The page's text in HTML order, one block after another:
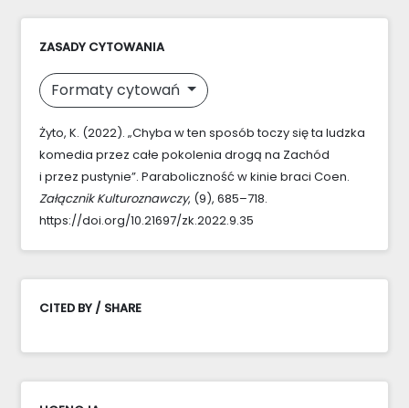
ZASADY CYTOWANIA
Formaty cytowań
Żyto, K. (2022). „Chyba w ten sposób toczy się ta ludzka
komedia przez całe pokolenia drogą na Zachód
i przez pustynie”. Paraboliczność w kinie braci Coen.
Załącznik Kulturoznawczy, (9), 685–718.
https://doi.org/10.21697/zk.2022.9.35
CITED BY / SHARE